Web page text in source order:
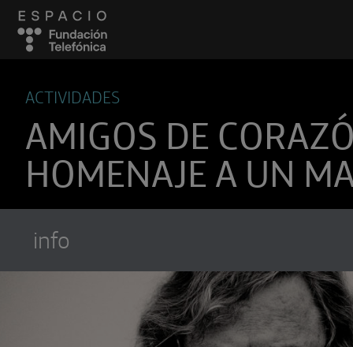
ACTIVIDADES
AMIGOS DE
HOMENAJE A UN
info